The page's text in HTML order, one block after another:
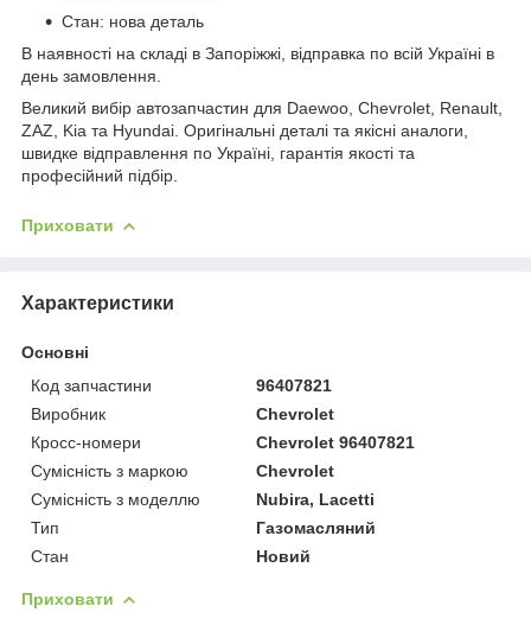
Стан: нова деталь
В наявності на складі в Запоріжжі, відправка по всій Україні в
день замовлення.
Великий вибір автозапчастин для Daewoo, Chevrolet, Renault,
ZAZ, Kia та Hyundai. Оригінальні деталі та якісні аналоги,
швидке відправлення по Україні, гарантія якості та
професійний підбір.
Приховати
Характеристики
Основні
Код запчастини
96407821
Виробник
Chevrolet
Кросс-номери
Chevrolet 96407821
Сумісність з маркою
Chevrolet
Сумісність з моделлю
Nubira, Lacetti
Тип
Газомасляний
Стан
Новий
Приховати